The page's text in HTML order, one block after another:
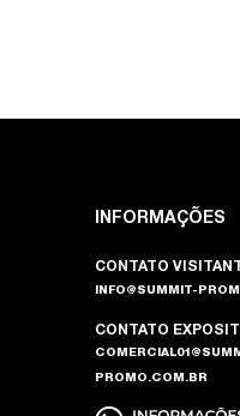
INFORMAÇÕES
CONTATO
INFO@SUMMIT-
CONTATO
PROMO.COM.BR